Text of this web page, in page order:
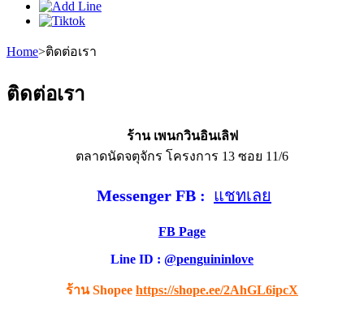
Home>ติดต่อเรา
ติดต่อเรา
ร้าน เพนกวินอินเลิฟ
ตลาดนัดจตุจักร โครงการ 13 ซอย 11/6
Messenger FB : แชทเลย
FB Page
Line ID : @penguininlove
ร้าน Shopee https://shope.ee/2AhGL6ipcX